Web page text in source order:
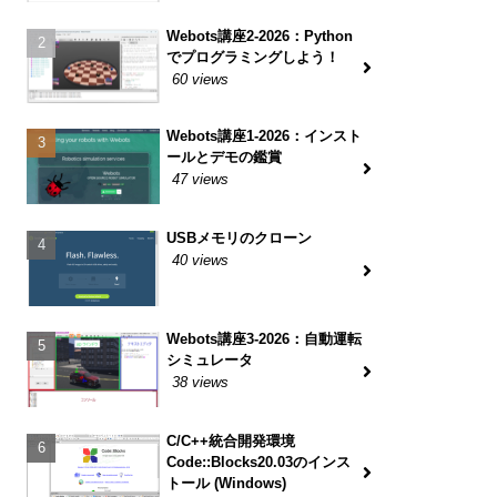
Webots講座2-2026：Python
でプログラミングしよう！
60 views
Webots講座1-2026：インスト
ールとデモの鑑賞
47 views
USBメモリのクローン
40 views
Webots講座3-2026：自動運転
シミュレータ
38 views
C/C++統合開発環境
Code::Blocks20.03のインス
トール (Windows)